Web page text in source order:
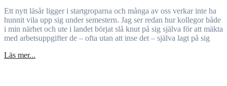
Ett nytt läsår ligger i startgroparna och många av oss verkar inte ha
hunnit vila upp sig under semestern. Jag ser redan hur kollegor både
i min närhet och ute i landet börjat slå knut på sig själva för att mäkta
med arbetsuppgifter de – ofta utan att inse det – själva lagt på sig
Läs mer...